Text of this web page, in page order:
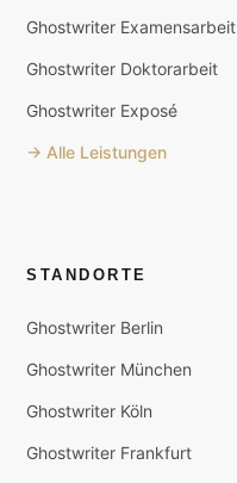
Ghostwriter Examensarbeit
Ghostwriter Doktorarbeit
Ghostwriter Exposé
→ Alle Leistungen
STANDORTE
Ghostwriter Berlin
Ghostwriter München
Ghostwriter Köln
Ghostwriter Frankfurt